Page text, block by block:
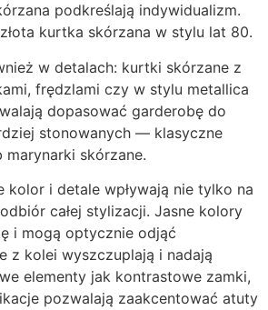
podkreślają indywidualizm.
kurtka skórzana w stylu lat 80.
w detalach: kurtki skórzane z
frędzlami czy w stylu metallica
dopasować garderobę do
stonowanych — klasyczne
skórzane.
kolor i detale wpływają nie tylko na
całej stylizacji. Jasne kolory
i mogą optycznie odjąć
z kolei wyszczuplają i nadają
elementy jak kontrastowe zamki,
pozwalają zaakcentować atuty